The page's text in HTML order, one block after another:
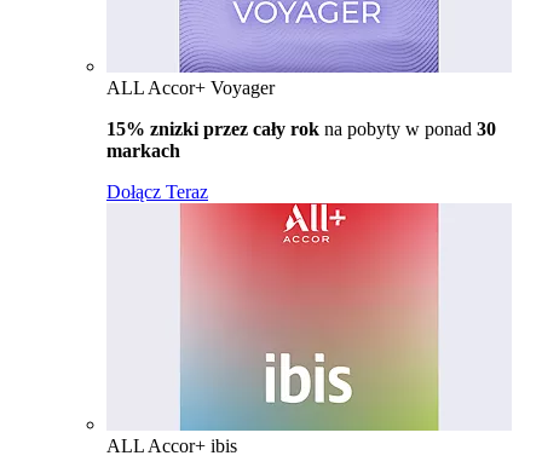
ALL Accor+ Voyager
15% znizki przez cały rok na pobyty w ponad 30
markach
Dołącz Teraz
ALL Accor+ ibis